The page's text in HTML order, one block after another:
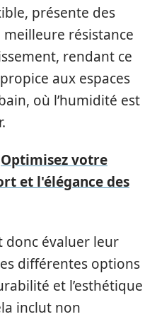
présente des
résistance
rendant ce
aux espaces
où l’humidité est
Optimisez votre
et l'élégance des
donc évaluer leur
différentes options
et l’esthétique
inclut non